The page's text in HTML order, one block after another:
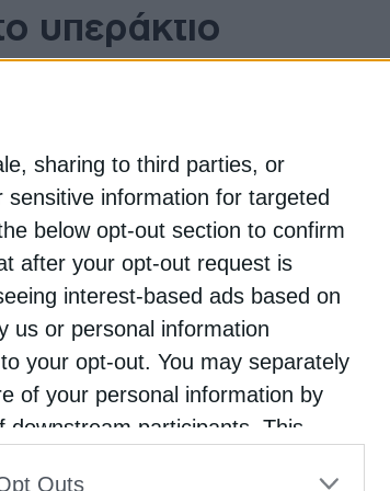
sharing to third parties, or
information for targeted
below opt-out section to confirm
after your opt-out request is
interest-based ads based on
us or personal information
your opt-out. You may separately
of your personal information by
downstream participants. This
Outs
υπεράκτιο
της στο υπεράκτιο πετρελαϊκό
Σύμφωνα με ρεπορτάζ του
χαρτοφυλακίου της και
Gordon Birrell: «Είμαστε
κάνει μαζί για την ανάπτυξη
κατευθύνοντας τα
για την εταιρεία.»
την ολοκλήρωση της μεταβίβασης